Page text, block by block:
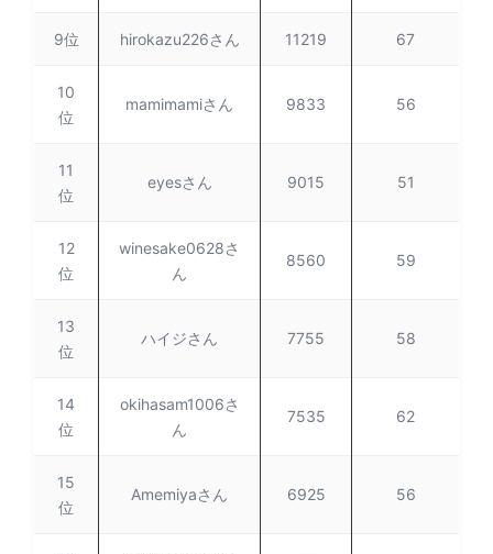
9位 hirokazu226さん 11219 67
10
位
mamimamiさん 9833 56
11
位
eyesさん 9015 51
12
位
winesake0628さ
ん
8560 59
13
位
ハイジさん 7755 58
14
位
okihasam1006さ
ん
7535 62
15
位
Amemiyaさん 6925 56